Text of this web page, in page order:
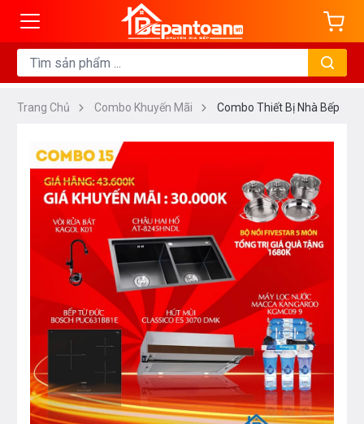
Trang Chủ Combo Khuyến Mãi Combo Thiết Bị Nhà Bếp